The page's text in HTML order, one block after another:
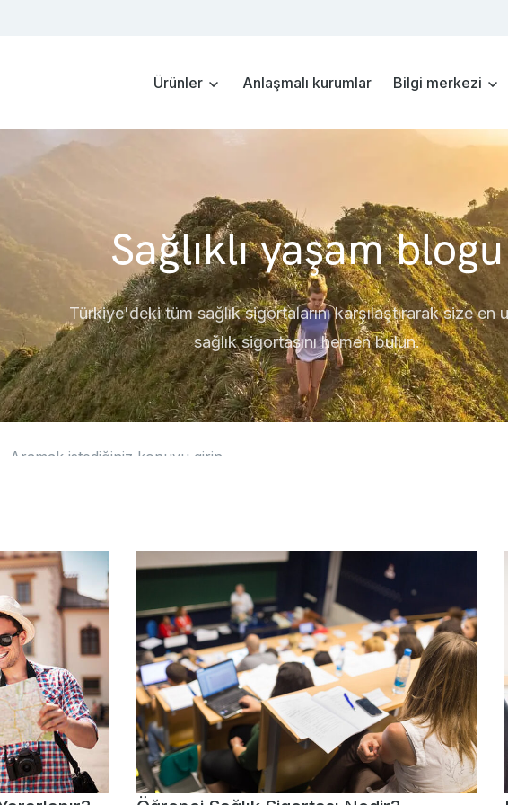
Ürünler Anlaşmalı kurumlar Bilgi merkezi
Sağlıklı yaşam blogu
Türkiye'deki tüm sağlık sigortalarını karşılaştırarak size en
sağlık sigortasını hemen bulun.